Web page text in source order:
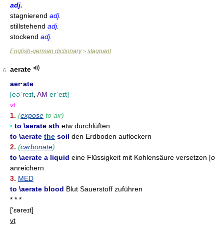
adj.
stagnierend adj.
stillstehend adj.
stockend adj.
English-german dictionary> stagnant
6
aerate
aer·ate
[eəˈreɪt AM erˈeɪt]
vt
1. (expose to air)
▪ to \aerate sth etw durchlüften
to \aerate the soil den Erdboden auflockern
2. (carbonate)
to \aerate a liquid eine Flüssigkeit mit Kohlensäure versetzen [o
anreichern
3. MED
to \aerate blood Blut Sauerstoff zuführen
* * *
['ɛəreɪt]
vt